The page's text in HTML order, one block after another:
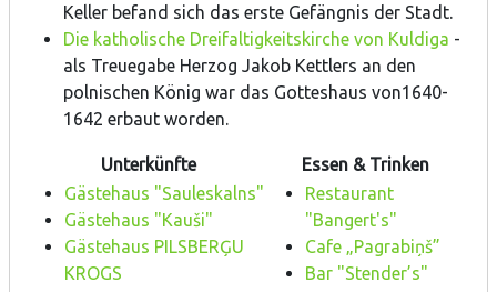
Keller befand sich das erste Gefängnis der Stadt.
Die katholische Dreifaltigkeitskirche von Kuldiga -
als Treuegabe Herzog Jakob Kettlers an den
polnischen König war das Gotteshaus von1640-
1642 erbaut worden.
Unterkünfte
Essen & Trinken
Gästehaus "Sauleskalns"
Gästehaus "Kauši"
Gästehaus PILSBERĢU
KROGS
Restaurant
"Bangert's"
Cafe „Pagrabiņš”
Bar "Stender’s"